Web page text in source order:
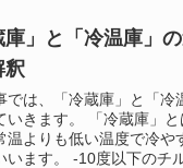
庫」と「冷温庫」
釈
では、「冷蔵庫」と「冷
いきます。 「冷蔵庫」
温よりも低い温度で冷や
います。 -10度以下のチ